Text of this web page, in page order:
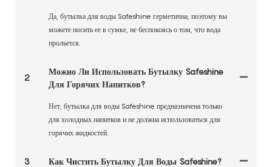
Да, бутылка для воды Safeshine герметична, поэтому вы
можете носить ее в сумке, не беспокоясь о том, что вода
прольется.
2
Можно Ли Использовать Бутылку Safeshine
Для Горячих Напитков?
Нет, бутылка для воды Safeshine предназначена только
для холодных напитков и не должна использоваться для
горячих жидкостей.
3 Как Чистить Бутылку Для Воды Safeshine?